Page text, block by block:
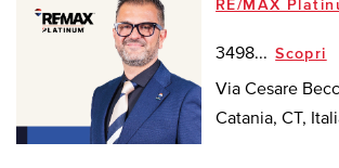
RE/MAX
3498... Scopri
Via Cesare
Catania, CT,